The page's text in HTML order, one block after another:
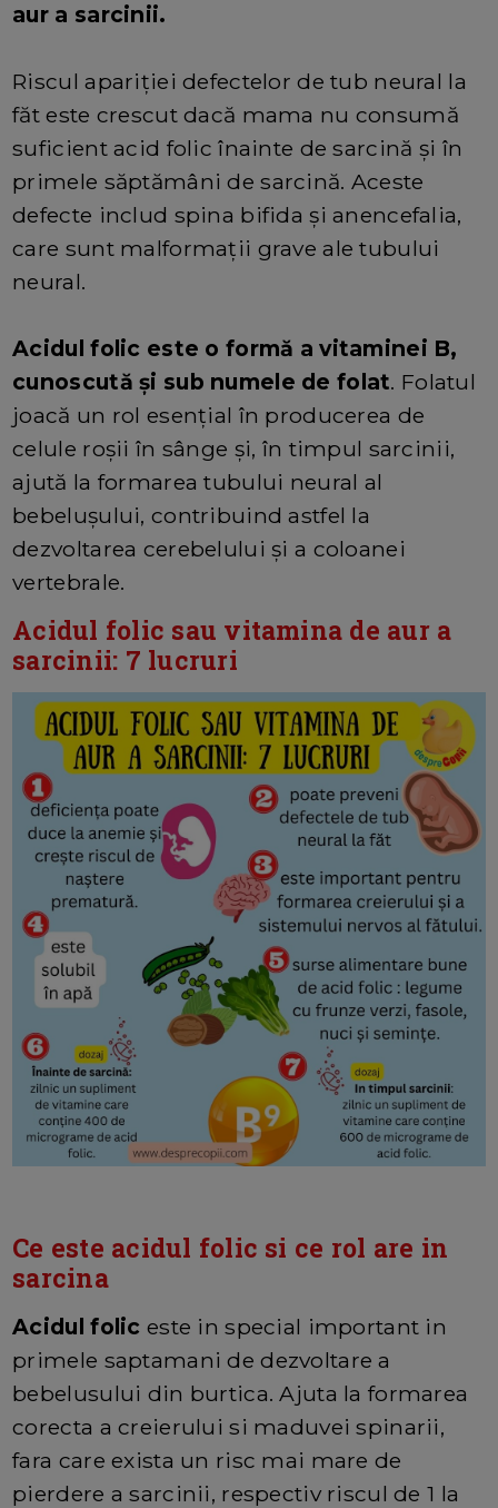
aur a sarcinii.
Riscul apariției defectelor de tub neural la
făt este crescut dacă mama nu consumă
suficient acid folic înainte de sarcină și în
primele săptămâni de sarcină. Aceste
defecte includ spina bifida și anencefalia,
care sunt malformații grave ale tubului
neural.
Acidul folic este o formă a vitaminei B,
cunoscută și sub numele de folat. Folatul
joacă un rol esențial în producerea de
celule roșii în sânge și, în timpul sarcinii,
ajută la formarea tubului neural al
bebelușului, contribuind astfel la
dezvoltarea cerebelului și a coloanei
vertebrale.
Acidul folic sau vitamina de aur a
sarcinii: 7 lucruri
Ce este acidul folic si ce rol are in
sarcina
Acidul folic este in special important in
primele saptamani de dezvoltare a
bebelusului din burtica. Ajuta la formarea
corecta a creierului si maduvei spinarii,
fara care exista un risc mai mare de
pierdere a sarcinii, respectiv riscul de 1 la